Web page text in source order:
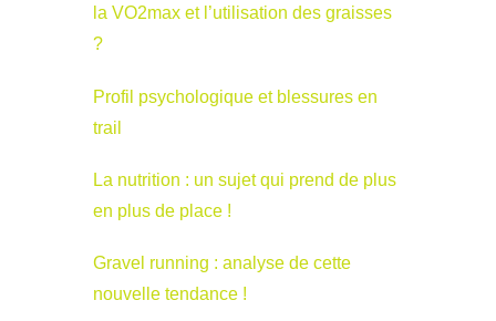
la VO2max et l’utilisation des graisses
?
Profil psychologique et blessures en
trail
La nutrition : un sujet qui prend de plus
en plus de place !
Gravel running : analyse de cette
nouvelle tendance !